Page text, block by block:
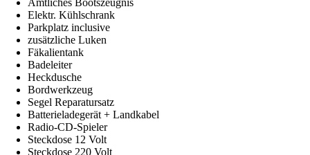
Amtliches Bootszeugnis
Elektr. Kühlschrank
Parkplatz inclusive
zusätzliche Luken
Fäkalientank
Badeleiter
Heckdusche
Bordwerkzeug
Segel Reparatursatz
Batterieladegerät + Landkabel
Radio-CD-Spieler
Steckdose 12 Volt
Steckdose 220 Volt